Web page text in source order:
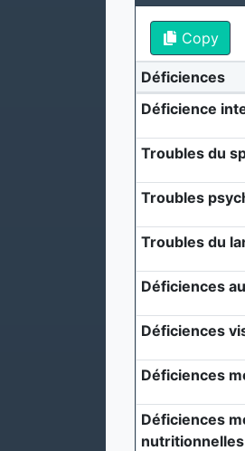
Copy
Déficiences
Déficience
Troubles du
Troubles
Troubles du
Déficiences
Déficiences
Déficiences
Déficiences
nutritionnelles